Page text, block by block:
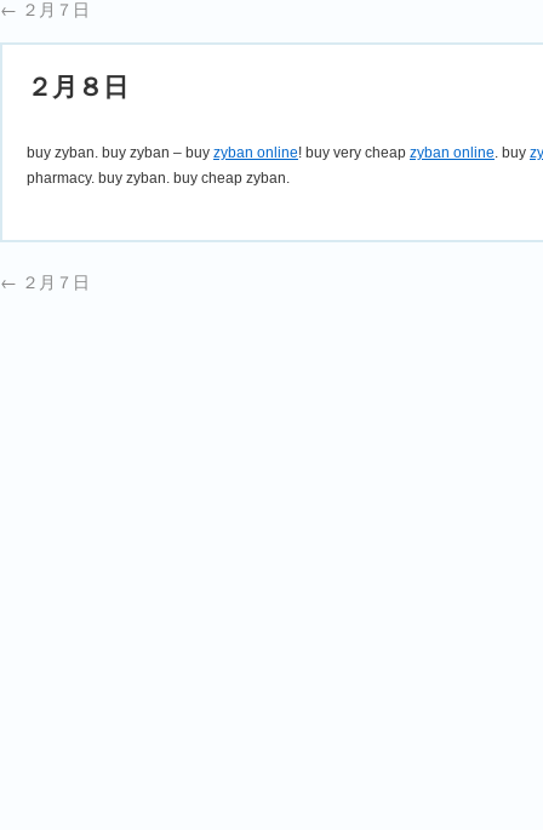
← ２月７日
２月８日
buy zyban. buy zyban – buy zyban online! buy very cheap zyban online. buy
pharmacy. buy zyban. buy cheap zyban.
← ２月７日